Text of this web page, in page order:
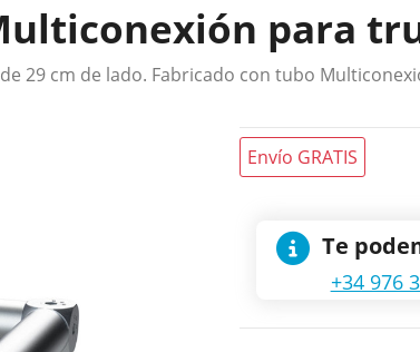
para
29 cm de lado. Fabricado con tubo
Envío GRATIS
Te
+34 976